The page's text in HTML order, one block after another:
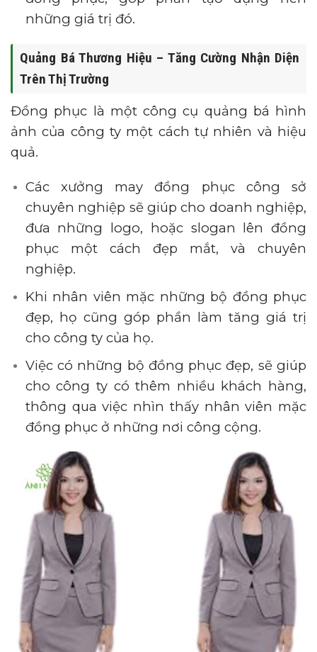
những giá trị đó.
Quảng Bá Thương Hiệu – Tăng Cường Nhận Diện
Trên Thị Trường
Đồng phục là một công cụ quảng bá hình
ảnh của công ty một cách tự nhiên và hiệu
quả.
Các xưởng may đồng phục công sở
chuyên nghiệp sẽ giúp cho doanh nghiệp,
đưa những logo, hoặc slogan lên đồng
phục một cách đẹp mắt, và chuyên
nghiệp.
Khi nhân viên mặc những bộ đồng phục
đẹp, họ cũng góp phần làm tăng giá trị
cho công ty của họ.
Việc có những bộ đồng phục đẹp, sẽ giúp
cho công ty có thêm nhiều khách hàng,
thông qua việc nhìn thấy nhân viên mặc
đồng phục ở những nơi công cộng.